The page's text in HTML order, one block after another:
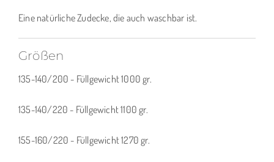
Eine natürliche Zudecke, die auch waschbar ist.
Größen
135-140/200 - Füllgewicht 1000 gr.
135-140/220 - Füllgewicht 1100 gr.
155-160/220 - Füllgewicht 1270 gr.